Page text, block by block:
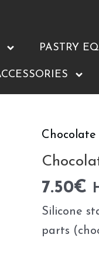
PASTRY
7.50€
Silicone
parts
Chocolate
Stamp
8X6
quantity